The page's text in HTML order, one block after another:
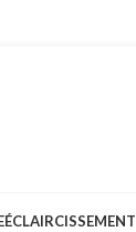
ÉCLAIRCISSEMENT